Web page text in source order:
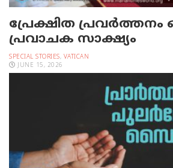
പ്രേക്ഷിത പ്രവര്‍ത്തനം
പ്രവാചക സാക്ഷ്യം
SPECIAL STORIES, VATICAN
JUNE 15, 2026